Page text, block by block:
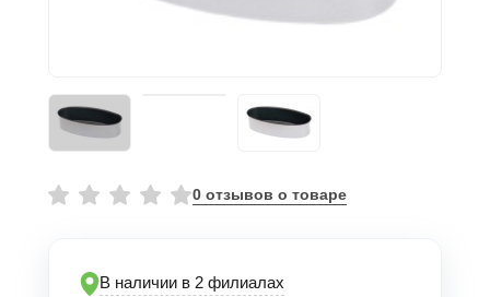
0 отзывов о товаре
В наличии в 2 филиалах